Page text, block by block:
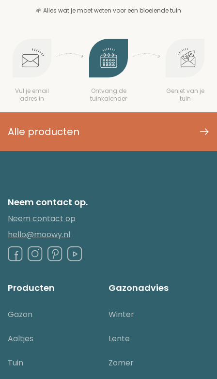
🌱 Alles wat je moet weten voor een bloeiende tuin
Vul je email
adres in
Ontvang de
tuinkalender
Geniet van je
tuin
Alle producten
Neem contact op.
Neem contact op
hello@moowy.nl
Producten
Gazon
Aaltjes
Tuin
Gazonadvies
Winter
Lente
Zomer